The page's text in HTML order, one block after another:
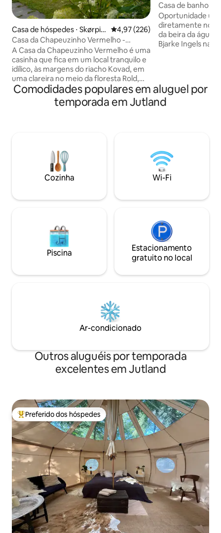
Casa de hóspedes ⋅ Skørpin
g
4,97 de uma avaliação média de
4,97 (226)
Casa da Chapeuzinho Vermelho -
escondida na floresta profunda e
silenciosa
A Casa da Chapeuzinho Vermelho é uma
casinha que fica em um local tranquilo e
idílico, às margens do riacho Kovad, em
uma clareira no meio da floresta Rold,
com vista para o prado e a floresta.
Apenas a poucos passos do belo lago da
floresta St. Øksø. O ponto de partida
vida pode ser apreciada, talvez com o
rabo-de-raposa flutuando sobre o
prado, o esquilo subindo no tronco da
árvore, um bom livro na frente da lareira
Casa de banho,
com
Oportunidade
diretamente no
da beira da água
Bjarke Ingels na
aconchegante e
mezanino.
de 180 graus,
e geladeira - não
quente.
Comodidades populares em aluguel por
temporada em Jutland
Cozinha Wi-Fi
Piscina
Estacionamento
gratuito no local
Ar-condicionado
Outros aluguéis por temporada
excelentes em Jutland
Entre os melhores preferidos dos hóspedes
Preferido dos hóspedes